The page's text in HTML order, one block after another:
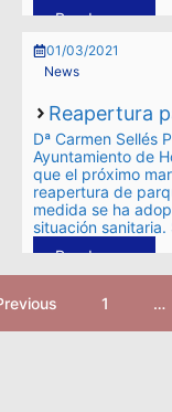
Read more
01/03/2021
News
Reapertura
Dª Carmen Sellés
Ayuntamiento de
que el próximo
reapertura de
medida se ha
situación sanitaria.
Read more
1 …